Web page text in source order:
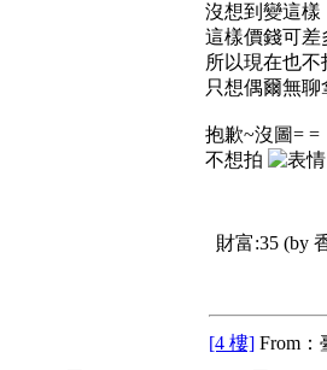
沒想到變這樣
這樣價錢可差
所以現在也不
只想偶爾無
抱歉~沒圖= =
不想拍
財富:35 (by
[4 樓] From：